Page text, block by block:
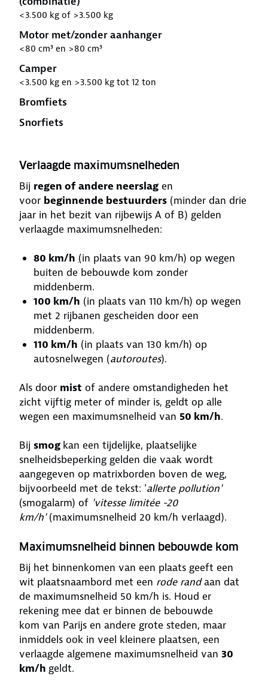
<3.500 kg of >3.500 kg
Motor met/zonder aanhanger
<80 cm³ en >80 cm³
Camper
<3.500 kg en >3.500 kg tot 12 ton
Bromfiets
Snorfiets
Verlaagde maximumsnelheden
Bij regen of andere neerslag en
voor beginnende bestuurders (minder dan drie
jaar in het bezit van rijbewijs A of B) gelden
verlaagde maximumsnelheden:
80 km/h (in plaats van 90 km/h) op wegen
buiten de bebouwde kom zonder
middenberm.
100 km/h (in plaats van 110 km/h) op wegen
met 2 rijbanen gescheiden door een
middenberm.
110 km/h (in plaats van 130 km/h) op
autosnelwegen (autoroutes).
Als door mist of andere omstandigheden het
zicht vijftig meter of minder is, geldt op alle
wegen een maximumsnelheid van 50 km/h.
Bij smog kan een tijdelijke, plaatselijke
snelheidsbeperking gelden die vaak wordt
aangegeven op matrixborden boven de weg,
bijvoorbeeld met de tekst: 'allerte pollution'
(smogalarm) of 'vitesse limitée -20
km/h'(maximumsnelheid 20 km/h verlaagd).
Maximumsnelheid binnen bebouwde kom
Bij het binnenkomen van een plaats geeft een
wit plaatsnaambord met een rode randaan dat
de maximumsnelheid 50 km/h is. Houd er
rekening mee dat er binnen de bebouwde
kom van Parijs en andere grote steden, maar
inmiddels ook in veel kleinere plaatsen, een
verlaagde algemene maximumsnelheid van 30
km/h geldt.